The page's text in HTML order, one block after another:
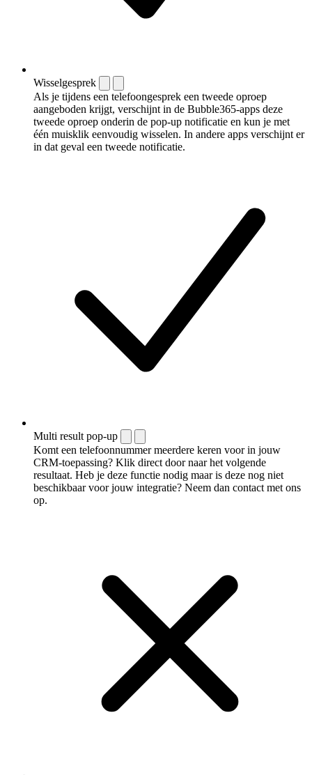
Wisselgesprek
Als je tijdens een telefoongesprek een tweede oproep
aangeboden krijgt, verschijnt in de Bubble365-apps deze
tweede oproep onderin de pop-up notificatie en kun je met
één muisklik eenvoudig wisselen. In andere apps verschijnt er
in dat geval een tweede notificatie.
Multi result pop-up
Komt een telefoonnummer meerdere keren voor in jouw
CRM-toepassing? Klik direct door naar het volgende
resultaat. Heb je deze functie nodig maar is deze nog niet
beschikbaar voor jouw integratie? Neem dan contact met ons
op.